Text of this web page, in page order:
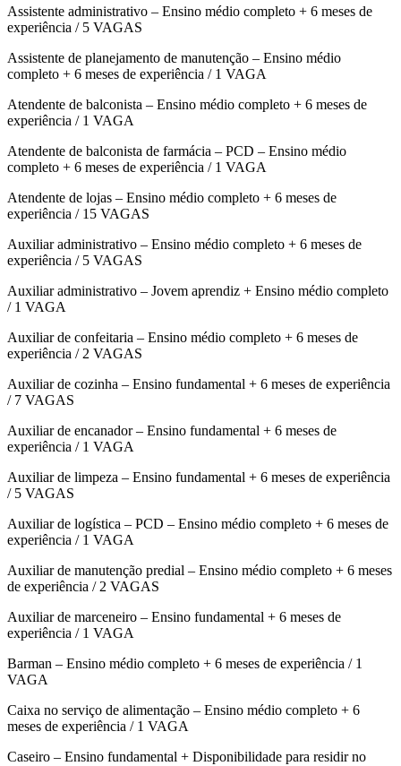
Assistente administrativo – Ensino médio completo + 6 meses de
experiência / 5 VAGAS
Assistente de planejamento de manutenção – Ensino médio
completo + 6 meses de experiência / 1 VAGA
Atendente de balconista – Ensino médio completo + 6 meses de
experiência / 1 VAGA
Atendente de balconista de farmácia – PCD – Ensino médio
completo + 6 meses de experiência / 1 VAGA
Atendente de lojas – Ensino médio completo + 6 meses de
experiência / 15 VAGAS
Auxiliar administrativo – Ensino médio completo + 6 meses de
experiência / 5 VAGAS
Auxiliar administrativo – Jovem aprendiz + Ensino médio completo
/ 1 VAGA
Auxiliar de confeitaria – Ensino médio completo + 6 meses de
experiência / 2 VAGAS
Auxiliar de cozinha – Ensino fundamental + 6 meses de experiência
/ 7 VAGAS
Auxiliar de encanador – Ensino fundamental + 6 meses de
experiência / 1 VAGA
Auxiliar de limpeza – Ensino fundamental + 6 meses de experiência
/ 5 VAGAS
Auxiliar de logística – PCD – Ensino médio completo + 6 meses de
experiência / 1 VAGA
Auxiliar de manutenção predial – Ensino médio completo + 6 meses
de experiência / 2 VAGAS
Auxiliar de marceneiro – Ensino fundamental + 6 meses de
experiência / 1 VAGA
Barman – Ensino médio completo + 6 meses de experiência / 1
VAGA
Caixa no serviço de alimentação – Ensino médio completo + 6
meses de experiência / 1 VAGA
Caseiro – Ensino fundamental + Disponibilidade para residir no